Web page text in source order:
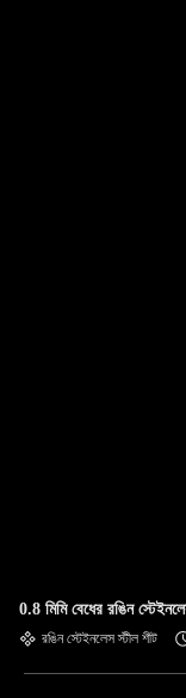
0.8 মিমি বেধের রঙিন
রঙিন স্টেইনলেস স্টীল শীট